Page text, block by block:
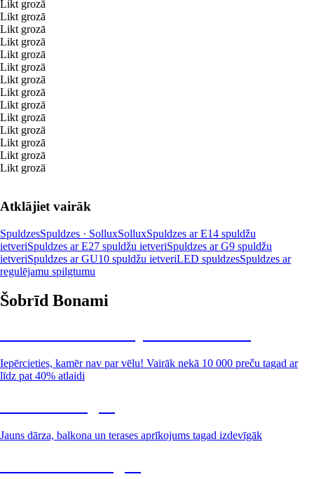
Likt grozā
Likt grozā
Likt grozā
Likt grozā
Likt grozā
Likt grozā
Likt grozā
Likt grozā
Likt grozā
Likt grozā
Likt grozā
Likt grozā
Likt grozā
Likt grozā
Atklājiet vairāk
SpuldzesSpuldzes · SolluxSolluxSpuldzes ar E14 spuldžu
ietveriSpuldzes ar E27 spuldžu ietveriSpuldzes ar G9 spuldžu
ietveriSpuldzes ar GU10 spuldžu ietveriLED spuldzesSpuldzes ar
regulējamu spilgtumu
Šobrīd Bonami
Iepērcieties, kamēr nav par vēlu! Vairāk nekā 10 000 preču tagad ar
līdz pat 40% atlaidi
Jauns dārza, balkona un terases aprīkojums tagad izdevīgāk